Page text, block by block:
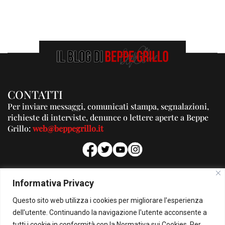
Informativa Privacy
Questo sito web utilizza i cookies per migliorare l'esperienza
dell'utente. Continuando la navigazione l'utente acconsente a
CONTATTI
Per inviare messaggi, comunicati stampa, segnalazioni,
richieste di interviste, denunce o lettere aperte a Beppe
Grillo:web@beppegrillo.it
PUBBLICITA'
Per la tua pubblicità su questo Blog:
pubblicita@beppegrillo.it